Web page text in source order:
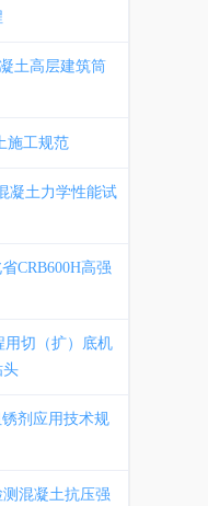
土高层建筑筒
施工规范
凝土力学性能试
CRB600H高强
用切（扩）底机
头
剂应用技术规
测混凝土抗压强